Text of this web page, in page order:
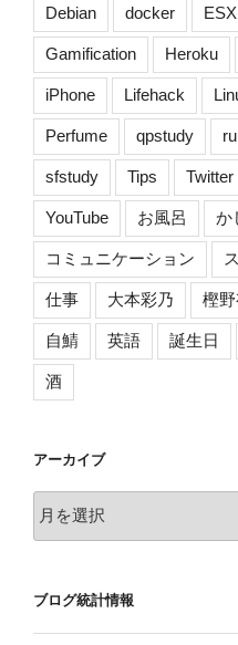
め]”
の
Debian docker
Gamification Heroku
iPhone Lifehack
Perfume qpstudy
sfstudy Tips Twitter
YouTube お風呂 か
コミュニケーション
仕事 大本彩乃 樫
自鯖 英語 誕生日
酒
アーカイブ
ー
ブ
ブログ統計情報